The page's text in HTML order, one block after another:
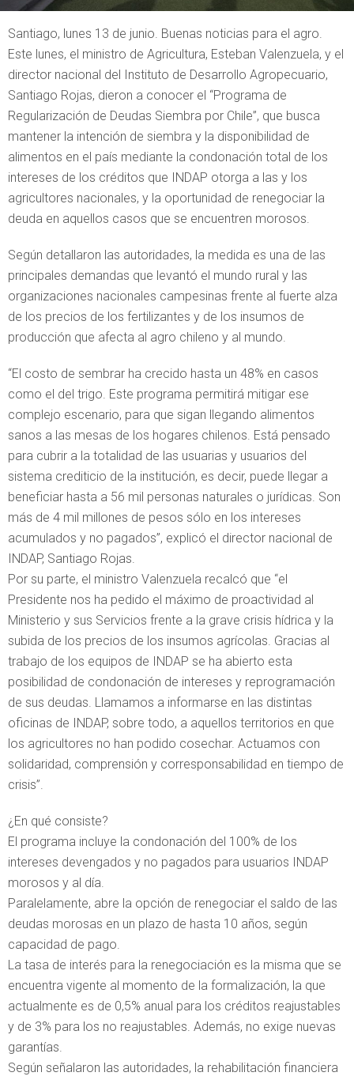
Santiago, lunes 13 de junio. Buenas noticias para el agro.
Este lunes, el ministro de Agricultura, Esteban Valenzuela, y el
director nacional del Instituto de Desarrollo Agropecuario,
Santiago Rojas, dieron a conocer el “Programa de
Regularización de Deudas Siembra por Chile”, que busca
mantener la intención de siembra y la disponibilidad de
alimentos en el país mediante la condonación total de los
intereses de los créditos que INDAP otorga a las y los
agricultores nacionales, y la oportunidad de renegociar la
deuda en aquellos casos que se encuentren morosos.
Según detallaron las autoridades, la medida es una de las
principales demandas que levantó el mundo rural y las
organizaciones nacionales campesinas frente al fuerte alza
de los precios de los fertilizantes y de los insumos de
producción que afecta al agro chileno y al mundo.
“El costo de sembrar ha crecido hasta un 48% en casos
como el del trigo. Este programa permitirá mitigar ese
complejo escenario, para que sigan llegando alimentos
sanos a las mesas de los hogares chilenos. Está pensado
para cubrir a la totalidad de las usuarias y usuarios del
sistema crediticio de la institución, es decir, puede llegar a
beneficiar hasta a 56 mil personas naturales o jurídicas. Son
más de 4 mil millones de pesos sólo en los intereses
acumulados y no pagados”, explicó el director nacional de
INDAP, Santiago Rojas.
Por su parte, el ministro Valenzuela recalcó que “el
Presidente nos ha pedido el máximo de proactividad al
Ministerio y sus Servicios frente a la grave crisis hídrica y la
subida de los precios de los insumos agrícolas. Gracias al
trabajo de los equipos de INDAP se ha abierto esta
posibilidad de condonación de intereses y reprogramación
de sus deudas. Llamamos a informarse en las distintas
oficinas de INDAP, sobre todo, a aquellos territorios en que
los agricultores no han podido cosechar. Actuamos con
solidaridad, comprensión y corresponsabilidad en tiempo de
crisis”.
¿En qué consiste?
El programa incluye la condonación del 100% de los
intereses devengados y no pagados para usuarios INDAP
morosos y al día.
Paralelamente, abre la opción de renegociar el saldo de las
deudas morosas en un plazo de hasta 10 años, según
capacidad de pago.
La tasa de interés para la renegociación es la misma que se
encuentra vigente al momento de la formalización, la que
actualmente es de 0,5% anual para los créditos reajustables
y de 3% para los no reajustables. Además, no exige nuevas
garantías.
Según señalaron las autoridades, la rehabilitación financiera